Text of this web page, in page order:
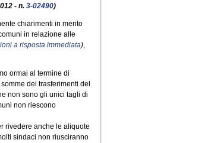
- n. 3-02490)
chiarimenti in merito
in relazione alle
a risposta immediata),
ormai al termine di
dei trasferimenti del
non sono gli unici tagli di
non riescono
rivedere anche le aliquote
sindaci non riusciranno